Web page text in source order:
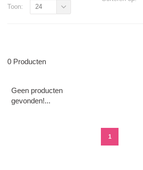
Toon: 24
0 Producten
Geen producten
gevonden!...
1